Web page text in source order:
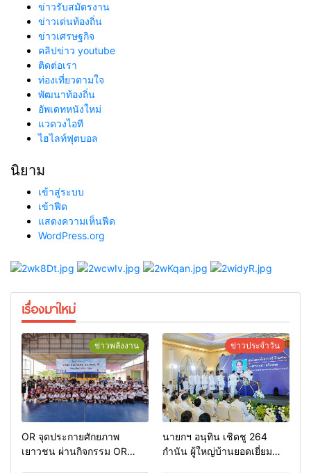
ข่าวรับสมัตรงาน
ข่าวเด่นท้องถิ่น
ข่าวเศรษฐกิจ
คลิปข่าว youtube
ติดต่อเรา
ท่องเที่ยวตามใจ
พัฒนาท้องถิ่น
อัพเดทหนังใหม่
แวดวงไอที
ไฮไลท์ฟุตบอล
นิยาม
เข้าสู่ระบบ
เข้าฟีด
แสดงความเห็นฟีด
WordPress.org
เรื่องมาใหม่
ข่าวพลังงาน
OR จุดประกายศักยภาพ
เยาวชน ผ่านกิจกรรม OR
ข่าวประจำวัน
นายกฯ อนุทิน เชิดชู 264
กำนัน ผู้ใหญ่บ้านยอดเยี่ยม